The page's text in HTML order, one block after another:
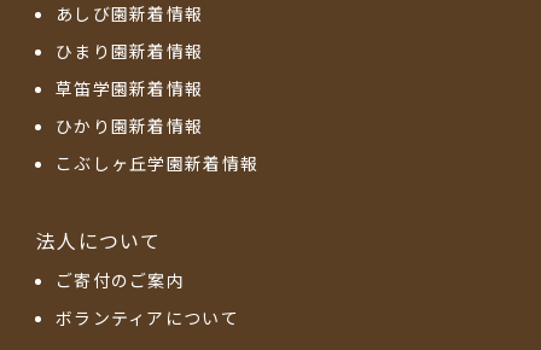
あしび園新着情報
ひまり園新着情報
草笛学園新着情報
ひかり園新着情報
こぶしヶ丘学園新着情報
法人について
ご寄付のご案内
ボランティアについて